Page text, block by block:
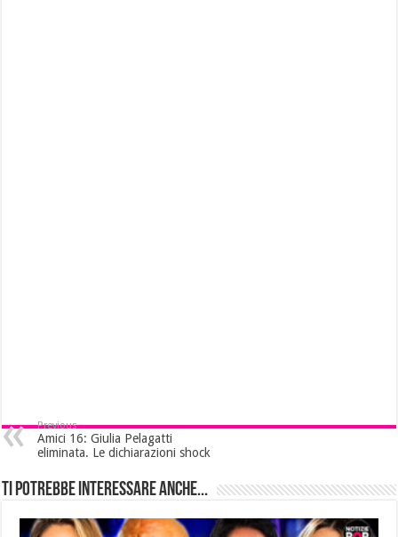
Previous
Amici 16: Giulia Pelagatti
eliminata. Le dichiarazioni shock
Ti potrebbe interessare anche...